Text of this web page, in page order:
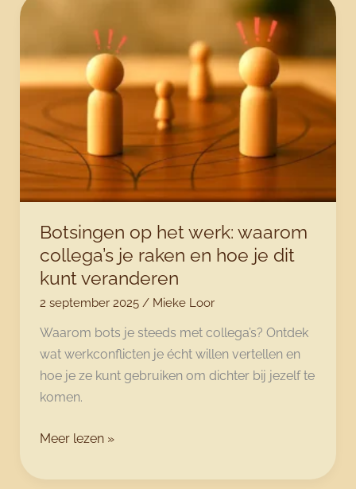
groeiplan
dat
wél
werkt
Botsingen op het werk: waarom
collega’s je raken en hoe je dit
kunt veranderen
2 september 2025 / Mieke Loor
Waarom bots je steeds met collega’s? Ontdek
wat werkconflicten je écht willen vertellen en
hoe je ze kunt gebruiken om dichter bij jezelf te
komen.
Botsingen
het
Meer lezen »